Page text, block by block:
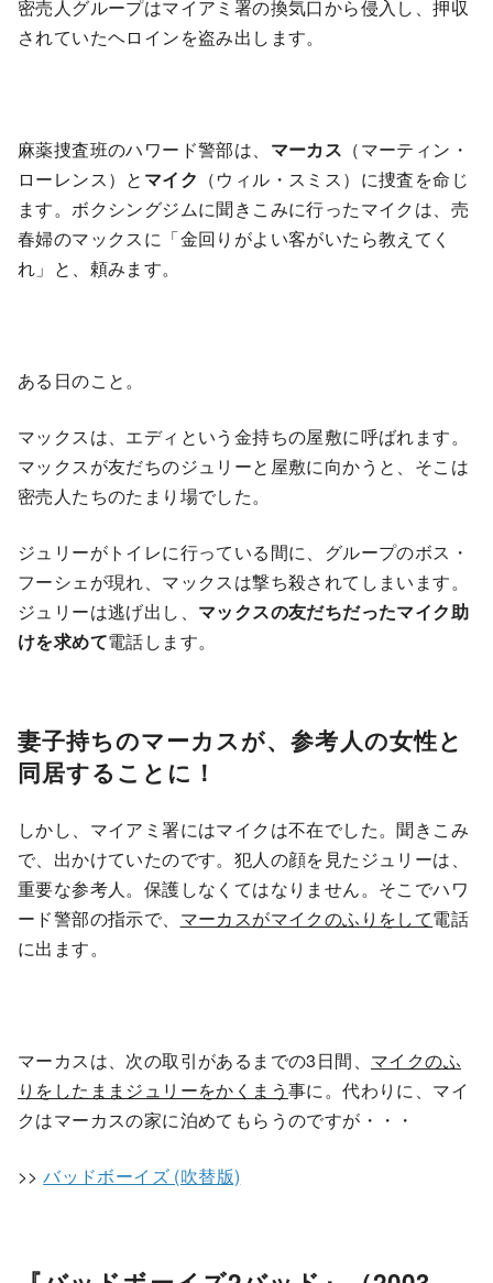
密売人グループはマイアミ署の換気口から侵入し、押収
されていたヘロインを盗み出します。
麻薬捜査班のハワード警部は、 マーカス （マーティン・
ローレンス）と マイク （ウィル・スミス）に捜査を命じ
ます。ボクシングジムに聞きこみに行ったマイクは、売
春婦のマックスに「金回りがよい客がいたら教えてく
れ」と、頼みます。
ある日のこと。
マックスは、エディという金持ちの屋敷に呼ばれます。
マックスが友だちのジュリーと屋敷に向かうと、そこは
密売人たちのたまり場でした。
ジュリーがトイレに行っている間に、グループのボス・
フーシェが現れ、マックスは撃ち殺されてしまいます。
ジュリーは逃げ出し、 マックスの友だちだったマイク助
けを求めて電話します。
妻子持ちのマーカスが、参考人の女性と
同居することに！
しかし、マイアミ署にはマイクは不在でした。聞きこみ
で、出かけていたのです。犯人の顔を見たジュリーは、
重要な参考人。保護しなくてはなりません。そこでハワ
ード警部の指示で、 マーカスがマイクのふりをして電話
に出ます。
マーカスは、次の取引があるまでの3日間、 マイクのふ
りをしたままジュリーをかくまう事に。代わりに、マイ
クはマーカスの家に泊めてもらうのですが・・・
>>バッドボーイズ (吹替版)